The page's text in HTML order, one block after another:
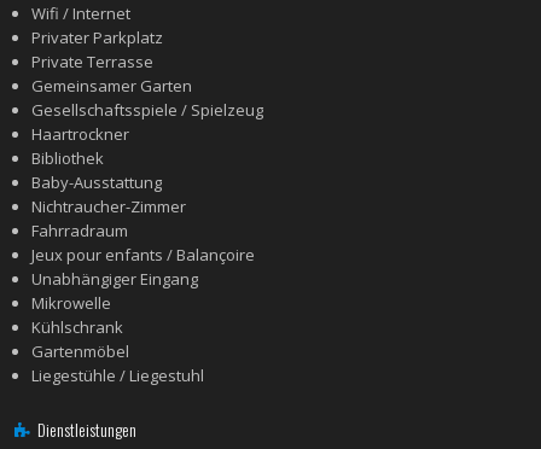
Wifi / Internet
Privater Parkplatz
Private Terrasse
Gemeinsamer Garten
Gesellschaftsspiele / Spielzeug
Haartrockner
Bibliothek
Baby-Ausstattung
Nichtraucher-Zimmer
Fahrradraum
Jeux pour enfants / Balançoire
Unabhängiger Eingang
Mikrowelle
Kühlschrank
Gartenmöbel
Liegestühle / Liegestuhl
Dienstleistungen